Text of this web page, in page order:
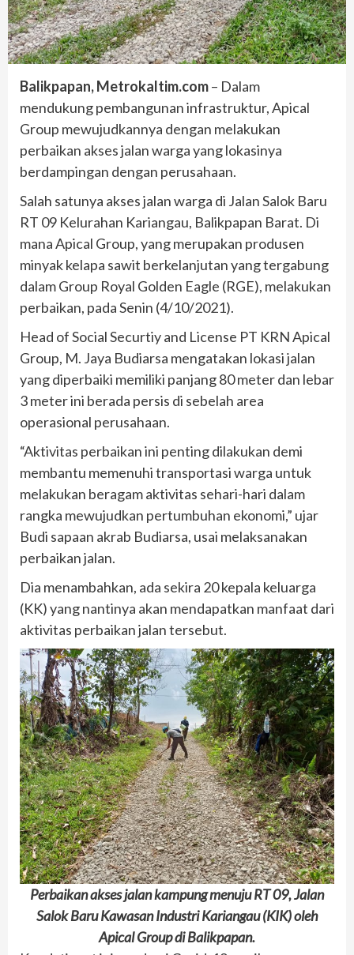
Balikpapan, Metrokaltim.com– Dalam
mendukung pembangunan infrastruktur, Apical
Group mewujudkannya dengan melakukan
perbaikan akses jalan warga yang lokasinya
berdampingan dengan perusahaan.
Salah satunya akses jalan warga di Jalan Salok Baru
RT 09 Kelurahan Kariangau, Balikpapan Barat. Di
mana Apical Group, yang merupakan produsen
minyak kelapa sawit berkelanjutan yang tergabung
dalam Group Royal Golden Eagle (RGE), melakukan
perbaikan, pada Senin (4/10/2021).
Head of Social Securtiy and License PT KRN Apical
Group, M. Jaya Budiarsa mengatakan lokasi jalan
yang diperbaiki memiliki panjang 80 meter dan lebar
3 meter ini berada persis di sebelah area
operasional perusahaan.
“Aktivitas perbaikan ini penting dilakukan demi
membantu memenuhi transportasi warga untuk
melakukan beragam aktivitas sehari-hari dalam
rangka mewujudkan pertumbuhan ekonomi,” ujar
Budi sapaan akrab Budiarsa, usai melaksanakan
perbaikan jalan.
Dia menambahkan, ada sekira 20 kepala keluarga
(KK) yang nantinya akan mendapatkan manfaat dari
aktivitas perbaikan jalan tersebut.
Perbaikan akses jalan kampung menuju RT 09, Jalan
Salok Baru Kawasan Industri Kariangau (KIK) oleh
Apical Group di Balikpapan.